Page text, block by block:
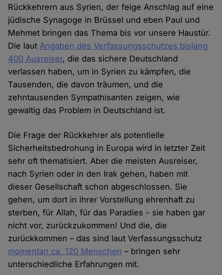
Rückkehrern aus Syrien, der feige Anschlag auf eine
jüdische Synagoge in Brüssel und eben Paul und
Mehmet bringen das Thema bis vor unsere Haustür.
Die lautAngaben des Verfassungsschutzes bislang
400 Ausreiser, die das sichere Deutschland
verlassen haben, um in Syrien zu kämpfen, die
Tausenden, die davon träumen, und die
zehntausenden Sympathisanten zeigen, wie
gewaltig das Problem in Deutschland ist.
Die Frage der Rückkehrer als potentielle
Sicherheitsbedrohung in Europa wird in letzter Zeit
sehr oft thematisiert. Aber die meisten Ausreiser,
nach Syrien oder in den Irak gehen, haben mit
dieser Gesellschaft schon abgeschlossen. Sie
gehen, um dort in ihrer Vorstellung ehrenhaft zu
sterben, für Allah, für das Paradies - sie haben gar
nicht vor, zurückzukommen! Und die, die
zurückkommen – das sind laut Verfassungsschutz
momentan ca. 120 Menschen – bringen sehr
unterschiedliche Erfahrungen mit.